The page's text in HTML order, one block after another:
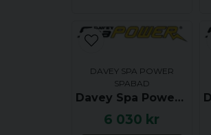
DAVEY SPA POWER
SPABAD
Davey Spa Power SP750, 2.0kW
6 030 kr